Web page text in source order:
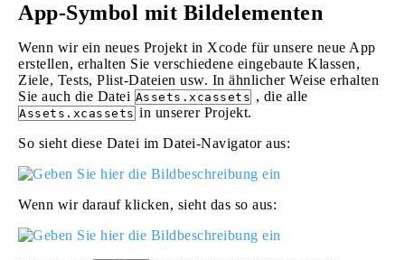
App-Symbol mit Bildelementen
Wenn wir ein neues Projekt in Xcode für unsere neue App
erstellen, erhalten Sie verschiedene eingebaute Klassen,
Ziele, Tests, Plist-Dateien usw. In ähnlicher Weise erhalten
Sie auch die Datei Assets.xcassets , die alle
Assets.xcassets in unserer Projekt.
So sieht diese Datei im Datei-Navigator aus:
Wenn wir darauf klicken, sieht das so aus: